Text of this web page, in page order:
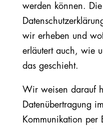
werden können.
wir erheben und
erläutert auch, wie
das geschieht.
Wir weisen darauf
Datenübertragung
Kommunikation per